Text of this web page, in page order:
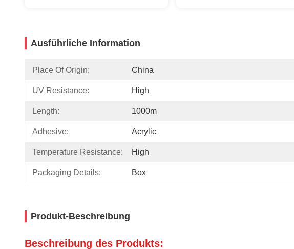
Ausführliche Information
Place Of Origin: China
UV Resistance: High
Length: 1000m
Adhesive: Acrylic
Temperature Resistance: High
Packaging Details: Box
Produkt-Beschreibung
Beschreibung des Produkts: